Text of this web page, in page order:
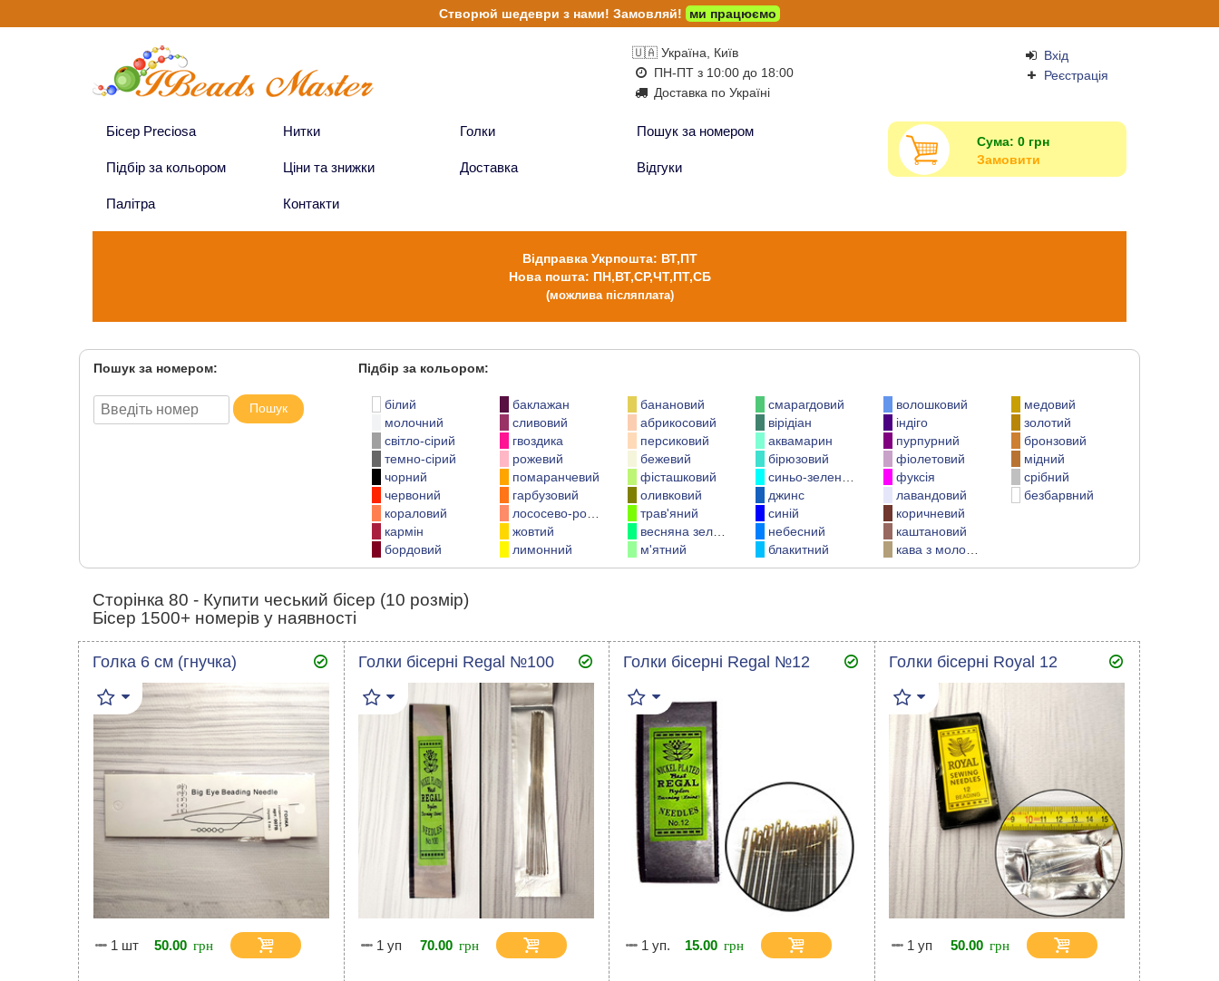
🇺🇦 Україна, Київ
ПН-ПТ з 10:00 до 18:00
Доставка по Україні
Вхід
Реєстрація
Бісер Preciosa Нитки Голки Пошук за номером
Підбір за кольором Ціни та знижки Доставка Відгуки
Палітра Контакти
Сума: 0 грн
Замовити
Відправка Укрпошта: ВТ,ПТ
Нова пошта: ПН,ВТ,СР,ЧТ,ПТ,СБ
(можлива післяплата)
Пошук за номером:
Пошук
Підбір за кольором:
білий
молочний
світло-сірий
темно-сірий
чорний
червоний
кораловий
кармін
бордовий
баклажан
сливовий
гвоздика
рожевий
помаранчевий
гарбузовий
лососево-рожевий
жовтий
лимонний
банановий
абрикосовий
персиковий
бежевий
фісташковий
оливковий
трав'яний
весняна зелень
м'ятний
смарагдовий
вірідіан
аквамарин
бірюзовий
синьо-зелений
джинс
синій
небесний
блакитний
волошковий
індіго
пурпурний
фіолетовий
фуксія
лавандовий
коричневий
каштановий
кава з молоком
медовий
золотий
бронзовий
мідний
срібний
безбарвний
Сторінка 80 - Купити чеський бісер (10 розмір)
Бісер 1500+ номерів у наявності
Голка 6 см (гнучка)
1 шт 50.00
Голки бісерні Regal №100
1 уп 70.00
Голки бісерні Regal №12
1 уп. 15.00
Голки бісерні Royal 12
1 уп 50.00
Створюй шедеври з нами! Замовляй! ми працюємо